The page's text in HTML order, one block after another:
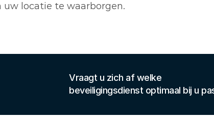
uw locatie te waarborgen.
Vraagt u zich af welke
beveiligingsdienst optimaal bij u